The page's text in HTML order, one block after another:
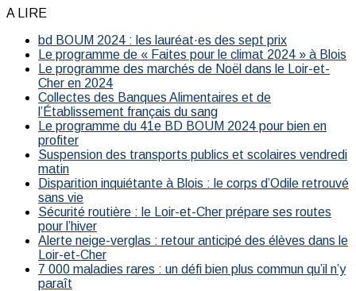
A LIRE
bd BOUM 2024 : les lauréat·es des sept prix
Le programme de « Faites pour le climat 2024 » à Blois
Le programme des marchés de Noël dans le Loir-et-
Cher en 2024
Collectes des Banques Alimentaires et de
l’Établissement français du sang
Le programme du 41e BD BOUM 2024 pour bien en
profiter
Suspension des transports publics et scolaires vendredi
matin
Disparition inquiétante à Blois : le corps d’Odile retrouvé
sans vie
Sécurité routière : le Loir-et-Cher prépare ses routes
pour l’hiver
Alerte neige-verglas : retour anticipé des élèves dans le
Loir-et-Cher
7 000 maladies rares : un défi bien plus commun qu’il n’y
paraît